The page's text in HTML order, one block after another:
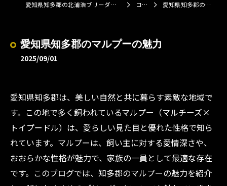
愛知県知多郡の北浦浩ブリーダーならK&H Dog Garden コラム 愛知県知多郡のマルプーの魅力
愛知県知多郡のマルプーの魅力
2025/09/01
愛知県知多郡は、美しい自然と共に暮らす素敵な地域で
す。この地で多く飼われているマルプー（マルチーズ×
トイプードル）は、愛らしい見た目と優れた性格で知ら
れています。マルプーは、飼い主に対する愛情深さや、
おおらかな性格が魅力で、家族の一員として最適な存在
です。このブログでは、知多郡のマルプーの魅力を紹介